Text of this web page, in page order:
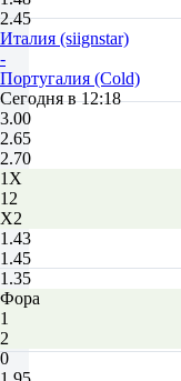
2.45
Италия (siignstar)
-
Португалия (Cold)
Сегодня в 12:18
3.00
2.65
2.70
1X
12
X2
1.43
1.45
1.35
Фора
1
2
0